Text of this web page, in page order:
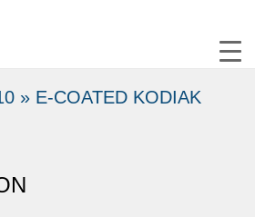
» E-COATED KODIAK